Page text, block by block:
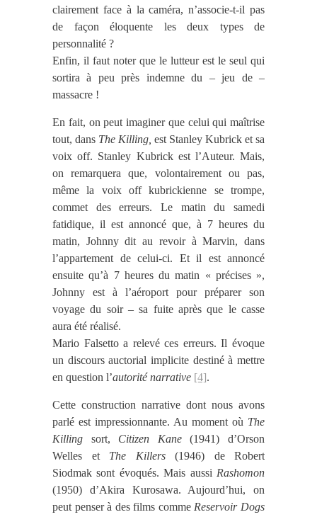
clairement face à la caméra, n’associe-t-il pas
de façon éloquente les deux types de
personnalité ?
Enfin, il faut noter que le lutteur est le seul qui
sortira à peu près indemne du – jeu de –
massacre !
En fait, on peut imaginer que celui qui maîtrise
tout, dans The Killing, est Stanley Kubrick et sa
voix off. Stanley Kubrick est l’Auteur. Mais,
on remarquera que, volontairement ou pas,
même la voix off kubrickienne se trompe,
commet des erreurs. Le matin du samedi
fatidique, il est annoncé que, à 7 heures du
matin, Johnny dit au revoir à Marvin, dans
l’appartement de celui-ci. Et il est annoncé
ensuite qu’à 7 heures du matin « précises »,
Johnny est à l’aéroport pour préparer son
voyage du soir – sa fuite après que le casse
aura été réalisé.
Mario Falsetto a relevé ces erreurs. Il évoque
un discours auctorial implicite destiné à mettre
en question l’autorité narrative [4].
Cette construction narrative dont nous avons
parlé est impressionnante. Au moment où The
Killing sort, Citizen Kane(1941) d’Orson
Welles et The Killers(1946) de Robert
Siodmak sont évoqués. Mais aussi Rashomon
(1950) d’Akira Kurosawa. Aujourd’hui, on
peut penser à des films comme Reservoir Dogs